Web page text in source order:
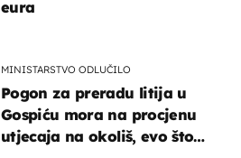
eura
MINISTARSTVO ODLUČILO
Pogon za preradu litija u
Gospiću mora na procjenu
utjecaja na okoliš, evo što